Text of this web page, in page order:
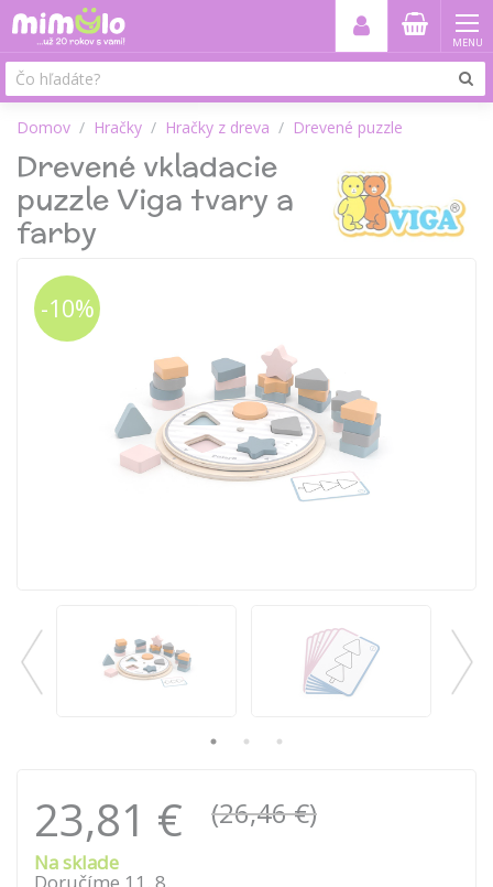
MENU
Domov Hračky Hračky z dreva Drevené puzzle
Drevené vkladacie
puzzle Viga tvary a
farby
-10%
23,81 € (26,46 €)
Na sklade
Doručíme 11 . 8.